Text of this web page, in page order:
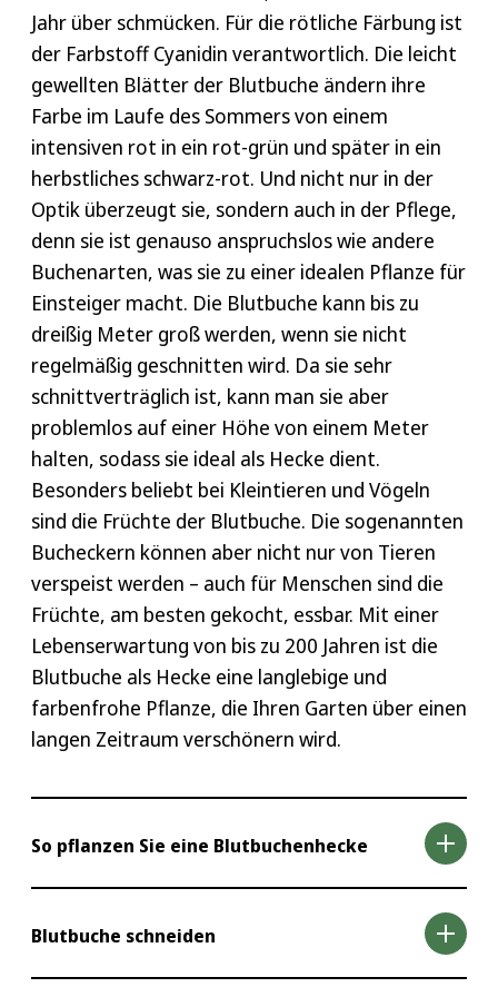
Jahr über schmücken. Für die rötliche Färbung ist
der Farbstoff Cyanidin verantwortlich. Die leicht
gewellten Blätter der Blutbuche ändern ihre
Farbe im Laufe des Sommers von einem
intensiven rot in ein rot-grün und später in ein
herbstliches schwarz-rot. Und nicht nur in der
Optik überzeugt sie, sondern auch in der Pflege,
denn sie ist genauso anspruchslos wie andere
Buchenarten, was sie zu einer idealen Pflanze für
Einsteiger macht. Die Blutbuche kann bis zu
dreißig Meter groß werden, wenn sie nicht
regelmäßig geschnitten wird. Da sie sehr
schnittverträglich ist, kann man sie aber
problemlos auf einer Höhe von einem Meter
halten, sodass sie ideal als Hecke dient.
Besonders beliebt bei Kleintieren und Vögeln
sind die Früchte der Blutbuche. Die sogenannten
Bucheckern können aber nicht nur von Tieren
verspeist werden – auch für Menschen sind die
Früchte, am besten gekocht, essbar. Mit einer
Lebenserwartung von bis zu 200 Jahren ist die
Blutbuche als Hecke eine langlebige und
farbenfrohe Pflanze, die Ihren Garten über einen
langen Zeitraum verschönern wird.
So pflanzen Sie eine Blutbuchenhecke
Die Blutbuchenhecke ist anspruchslos, wenn es
Blutbuche schneiden